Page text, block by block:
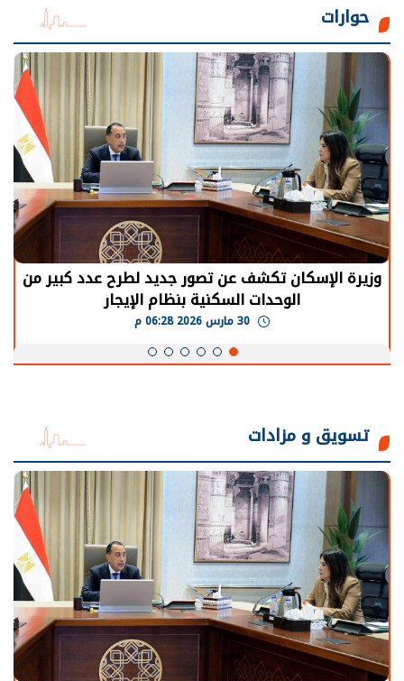
حوارات
الرئيس السيسي: توقف الأنشطة في قطاع الطاقة
يحتاج إلى سنوات لعودة معدلات الإنتاج الطبيعية
تسويق و مزادات